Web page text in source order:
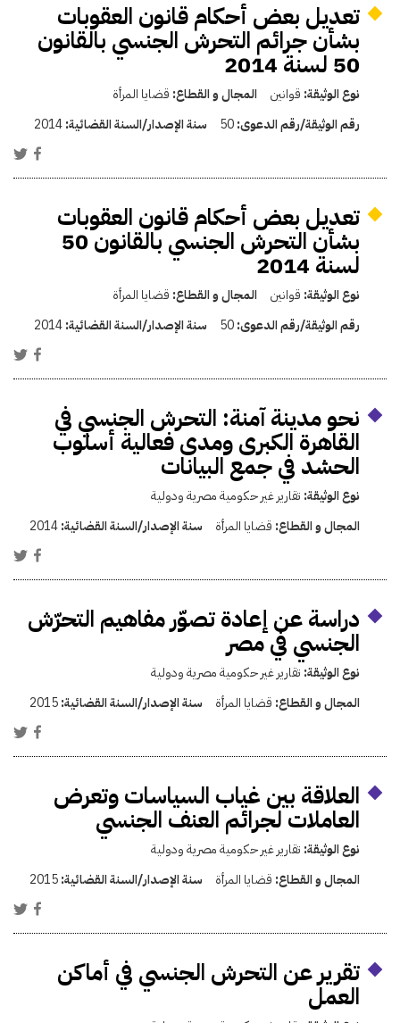
تعديل بعض أحكام قانون العقوبات
بشأن جرائم التحرش الجنسي بالقانون
50 لسنة 2014
نوع الوثيقة: قوانين المجال و القطاع: قضايا المرأة
رقم الوثيقة/رقم الدعوى:50 سنة الإصدار/السنة القضائية:2014
تعديل بعض أحكام قانون العقوبات
بشأن التحرش الجنسي بالقانون 50
لسنة 2014
نوع الوثيقة: قوانين المجال و القطاع: قضايا المرأة
رقم الوثيقة/رقم الدعوى:50 سنة الإصدار/السنة القضائية:2014
نحو مدينة آمنة: التحرش الجنسي في
القاهرة الكبرى ومدى فعالية أسلوب
الحشد في جمع البيانات
نوع الوثيقة: تقارير غير حكومية مصرية ودولية
المجال و القطاع: قضايا المرأة سنة الإصدار/السنة القضائية:2014
دراسة عن إعادة تصوّر مفاهيم التحرّش
الجنسي في مصر
نوع الوثيقة: تقارير غير حكومية مصرية ودولية
المجال و القطاع: قضايا المرأة سنة الإصدار/السنة القضائية:2015
العلاقة بين غياب السياسات وتعرض
العاملات لجرائم العنف الجنسي
نوع الوثيقة: تقارير غير حكومية مصرية ودولية
المجال و القطاع: قضايا المرأة سنة الإصدار/السنة القضائية:2015
تقرير عن التحرش الجنسي في أماكن
العمل